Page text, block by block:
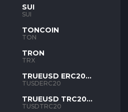
SUI
SUI
TONCOIN
TON
TRON
TRX
TRUEUSD ERC20
TUSD
TUSDERC20
TRUEUSD TRC20
TUSD
TUSDTRC20